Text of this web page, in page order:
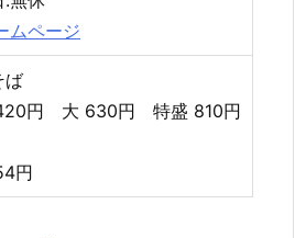
ムページ
ば
円 大 630円 特盛 810円
円